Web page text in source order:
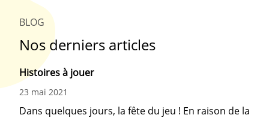
BLOG
Nos derniers articles
Histoires à jouer
23 mai 2021
Dans quelques jours, la fête du jeu ! En raison de la